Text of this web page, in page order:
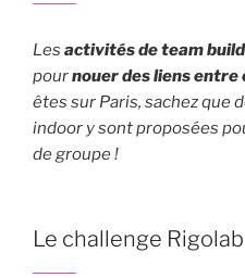
Les activités de team
pournouer des liens
êtes sur Paris, sachez que
indoor y sont proposées
de groupe !
Le challenge Rigolab